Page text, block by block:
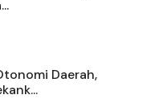
Daerah,